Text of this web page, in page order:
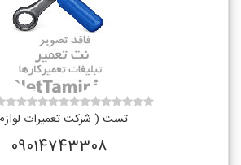
تست ( شرکت تعمیرات لوازم )
09014743308